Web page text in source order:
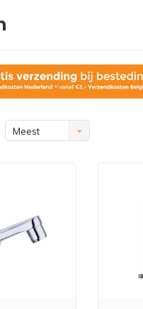
Meest